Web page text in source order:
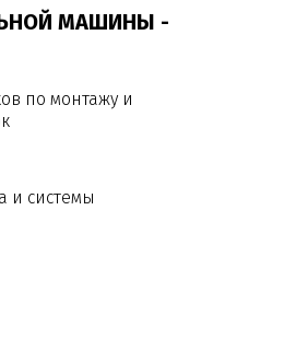
МАШИНЫ -
по монтажу и
и системы